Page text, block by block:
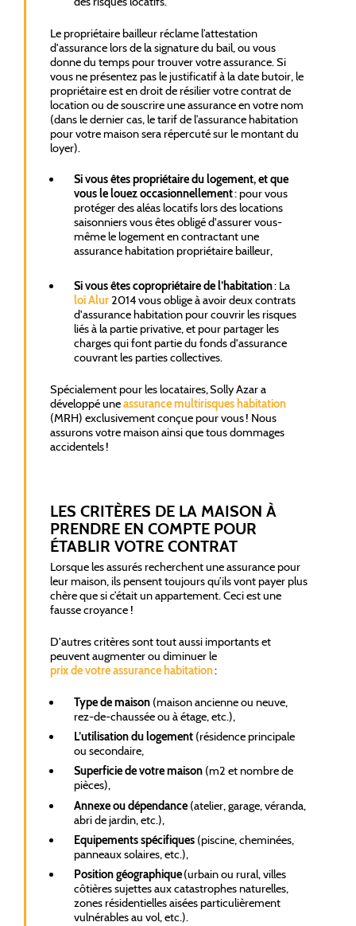
Le propriétaire bailleur réclame l’attestation
d'assurance lors de la signature du bail, ou vous
donne du temps pour trouver votre assurance. Si
vous ne présentez pas le justificatif à la date butoir, le
propriétaire est en droit de résilier votre contrat de
location ou de souscrire une assurance en votre nom
(dans le dernier cas, le tarif de l’assurance habitation
pour votre maison sera répercuté sur le montant du
loyer).
Si vous êtes propriétaire du logement, et que
vous le louez occasionnellement: pour vous
protéger des aléas locatifs lors des locations
saisonniers vous êtes obligé d'assurer vous-
même le logement en contractant une
assurance habitation propriétaire bailleur,
Si vous êtes copropriétaire de l’habitation: La
loi Alur2014 vous oblige à avoir deux contrats
d'assurance habitation pour couvrir les risques
liés à la partie privative, et pour partager les
charges qui font partie du fonds d'assurance
couvrant les parties collectives.
Spécialement pour les locataires, Solly Azar a
développé uneassurance multirisques habitation
(MRH) exclusivement conçue pour vous ! Nous
assurons votre maison ainsi que tous dommages
accidentels !
LES CRITÈRES DE LA MAISON À
PRENDRE EN COMPTE POUR
ÉTABLIR VOTRE CONTRAT
Lorsque les assurés recherchent une assurance pour
leur maison, ils pensent toujours qu’ils vont payer plus
chère que si c’était un appartement. Ceci est une
fausse croyance !
D'autres critères sont tout aussi importants et
peuvent augmenter ou diminuer le
prix de votre assurance habitation:
Type de maison (maison ancienne ou neuve,
rez-de-chaussée ou à étage, etc.),
L’utilisation du logement (résidence principale
ou secondaire,
Superficie de votre maison (m2 et nombre de
pièces),
Annexe ou dépendance (atelier, garage, véranda,
abri de jardin, etc.),
Equipements spécifiques (piscine, cheminées,
panneaux solaires, etc.),
Position géographique(urbain ou rural, villes
côtières sujettes aux catastrophes naturelles,
zones résidentielles aisées particulièrement
vulnérables au vol, etc.).